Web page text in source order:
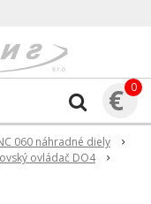
€ 0
060 náhradné diely
ovládač DO4